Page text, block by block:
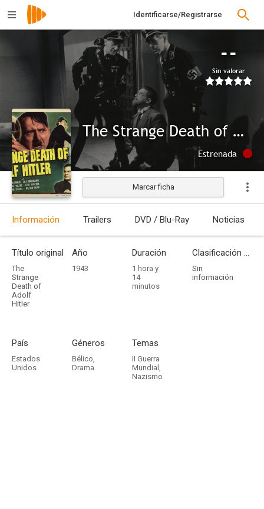
Identificarse/Registrarse
--
Sin valorar
The Strange Death of Adolf Hitler
Estrenada
Marcar ficha
Información Trailers DVD / Blu-Ray Noticias
Título original
The
Strange
Death of
Adolf
Hitler
Año
1943
Duración
1 hora y
14
minutos
Clasificación por edades
Sin
información
País
Estados
Unidos
Géneros
Bélico,
Drama
Temas
II Guerra
Mundial ,
Nazismo